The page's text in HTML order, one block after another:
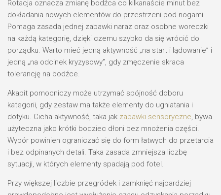
Rotacja oznacza zmianę bodźca co kilkanaście minut bez
dokładania nowych elementów do przestrzeni pod nogami.
Pomaga zasada jednej zabawki naraz oraz osobne woreczki
na każdą kategorię, dzięki czemu szybko da się wrócić do
porządku. Warto mieć jedną aktywność „na start i lądowanie” i
jedną „na odcinek kryzysowy”, gdy zmęczenie skraca
tolerancję na bodźce.
Akapit pomocniczy może utrzymać spójność doboru
kategorii, gdy zestaw ma także elementy do ugniatania i
dotyku. Cicha aktywność, taka jak zabawki sensoryczne, bywa
użyteczna jako krótki bodziec dłoni bez mnożenia części.
Wybór powinien ograniczać się do form łatwych do przetarcia
i bez odpinanych detali. Taka zasada zmniejsza liczbę
sytuacji, w których elementy spadają pod fotel.
Przy większej liczbie przegródek i zamknięć najbardziej